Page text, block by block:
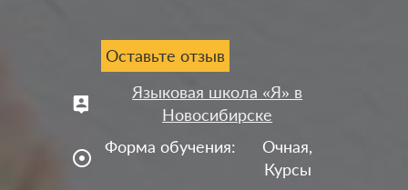
Языковая школа «Я» в
Новосибирске
adjust
Форма обучения:
Очная,
Курсы
Оставьте отзыв